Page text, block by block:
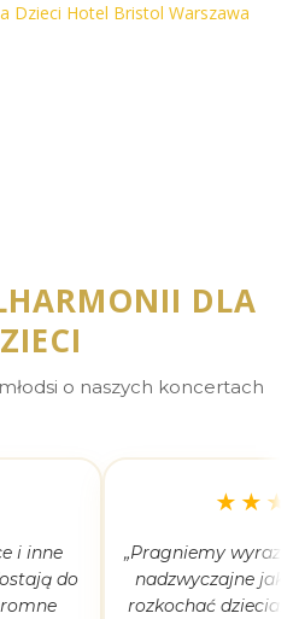
Dzieci Hotel Bristol Warszawa
DLA
o naszych koncertach
i inne
do
„Pragniemy wyrazić
nadzwyczajne jak
rozkochać